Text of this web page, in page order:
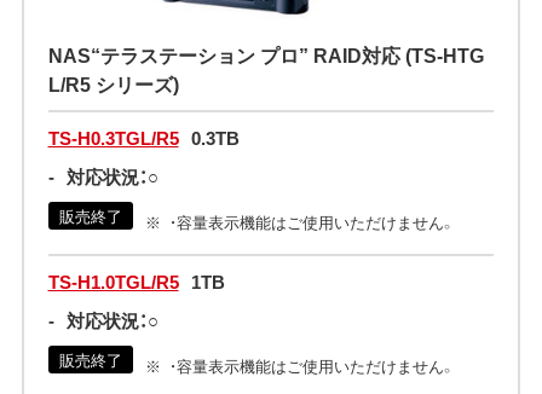
NAS“テラステーション プロ” RAID対応 (TS-HTG
L/R5 シリーズ)
TS-H0.3TGL/R5 0.3TB
- 対応状況：○
販売終了 ・容量表示機能はご使用いただけません。
TS-H1.0TGL/R5 1TB
- 対応状況：○
販売終了 ・容量表示機能はご使用いただけません。